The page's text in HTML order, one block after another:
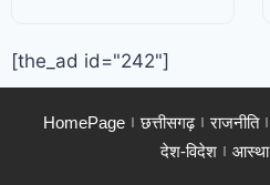
[the_ad id="242"]
HomePage छत्तीसगढ़ राजनीति
देश-विदेश
आस्था